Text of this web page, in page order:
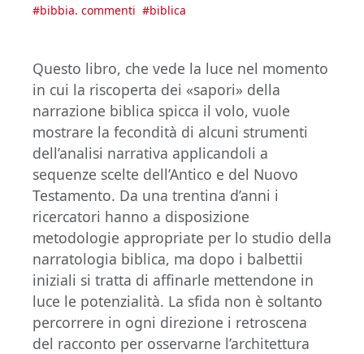
#bibbia. commenti #biblica
Questo libro, che vede la luce nel momento
in cui la riscoperta dei «sapori» della
narrazione biblica spicca il volo, vuole
mostrare la fecondità di alcuni strumenti
dell’analisi narrativa applicandoli a
sequenze scelte dell’Antico e del Nuovo
Testamento. Da una trentina d’anni i
ricercatori hanno a disposizione
metodologie appropriate per lo studio della
narratologia biblica, ma dopo i balbettii
iniziali si tratta di affinarle mettendone in
luce le potenzialità. La sfida non è soltanto
percorrere in ogni direzione i retroscena
del racconto per osservarne l’architettura